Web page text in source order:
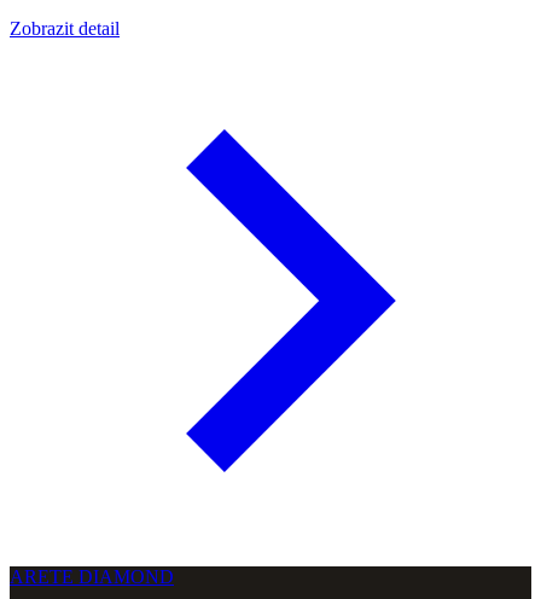
Zobrazit detail
ARETE DIAMOND